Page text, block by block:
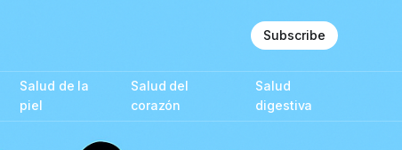
Salud de la
piel
Salud del
corazón
Salud
digestiva
Subscribe